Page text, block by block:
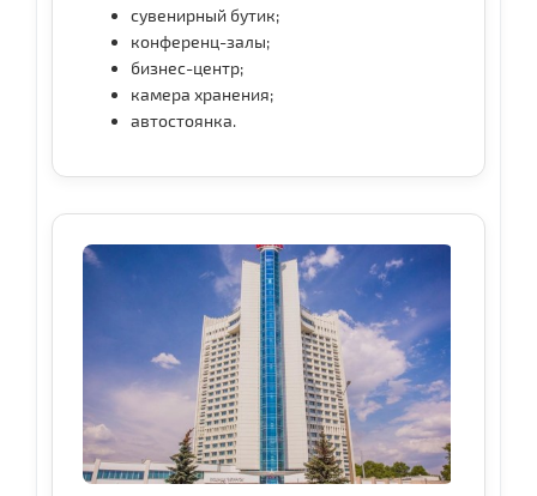
сувенирный бутик;
конференц-залы;
бизнес-центр;
камера хранения;
автостоянка.